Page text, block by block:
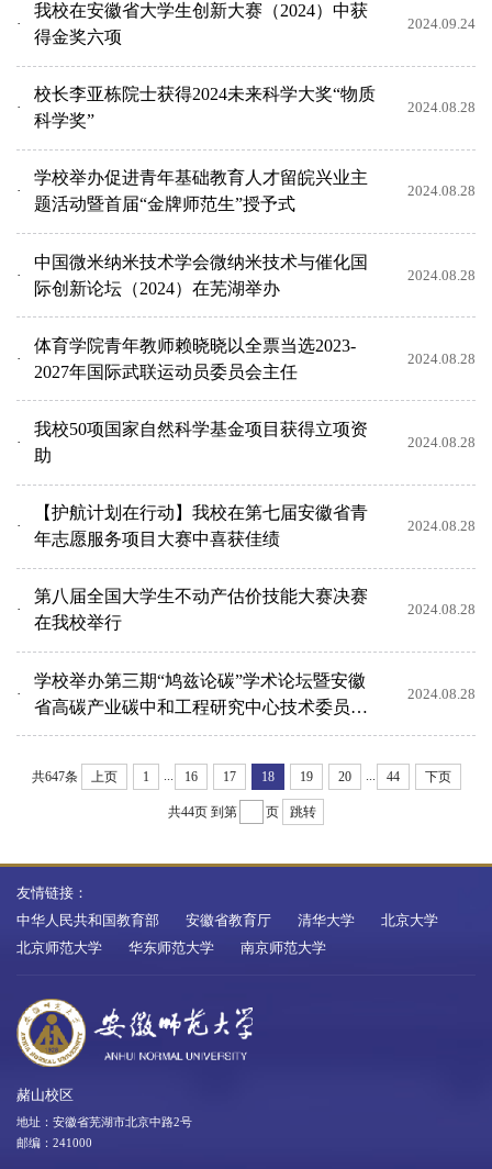
我校在安徽省大学生创新大赛（2024）中获
得金奖六项
2024.09.24
校长李亚栋院士获得2024未来科学大奖“物质
科学奖”
2024.08.28
学校举办促进青年基础教育人才留皖兴业主
题活动暨首届“金牌师范生”授予式
2024.08.28
中国微米纳米技术学会微纳米技术与催化国
际创新论坛（2024）在芜湖举办
2024.08.28
体育学院青年教师赖晓晓以全票当选2023-
2027年国际武联运动员委员会主任
2024.08.28
我校50项国家自然科学基金项目获得立项资
助
2024.08.28
【护航计划在行动】我校在第七届安徽省青
年志愿服务项目大赛中喜获佳绩
2024.08.28
第八届全国大学生不动产估价技能大赛决赛
在我校举行
2024.08.28
学校举办第三期“鸠兹论碳”学术论坛暨安徽
省高碳产业碳中和工程研究中心技术委员会
会议
2024.08.28
共647条 上页 1 ... 16 17 18 19 20 ... 44 下页
共44页 到第 页 跳转
友情链接：
中华人民共和国教育部
安徽省教育厅 清华大学
北京大学
北京师范大学
华东师范大学 南京师范大学
赭山校区
地址：安徽省芜湖市北京中路2号
邮编：241000